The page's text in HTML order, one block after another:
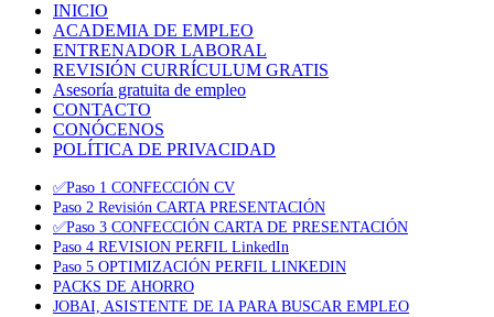
INICIO
ACADEMIA DE EMPLEO
ENTRENADOR LABORAL
REVISIÓN CURRÍCULUM GRATIS
Asesoría gratuita de empleo
CONTACTO
CONÓCENOS
POLÍTICA DE PRIVACIDAD
✅Paso 1 CONFECCIÓN CV
Paso 2 Revisión CARTA PRESENTACIÓN
✅Paso 3 CONFECCIÓN CARTA DE PRESENTACIÓN
Paso 4 REVISION PERFIL LinkedIn
Paso 5 OPTIMIZACIÓN PERFIL LINKEDIN
PACKS DE AHORRO
JOBAI, ASISTENTE DE IA PARA BUSCAR EMPLEO